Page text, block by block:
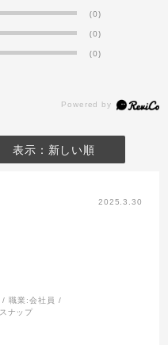
(0)
(0)
(0)
表示：新しい順
2025.3.30
職業:会社員
スナップ